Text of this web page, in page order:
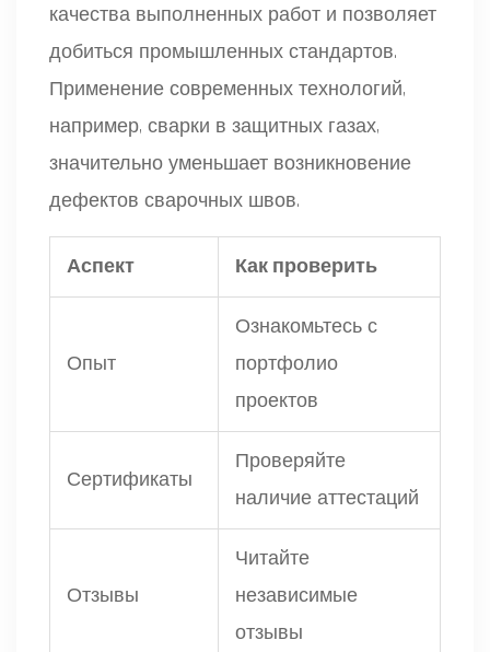
качества выполненных работ и позволяет
добиться промышленных стандартов.
Применение современных технологий,
например, сварки в защитных газах,
значительно уменьшает возникновение
дефектов сварочных швов.
Аспект Как проверить
Опыт
Ознакомьтесь с
портфолио
проектов
Сертификаты
Проверяйте
наличие аттестаций
Отзывы
Читайте
независимые
отзывы